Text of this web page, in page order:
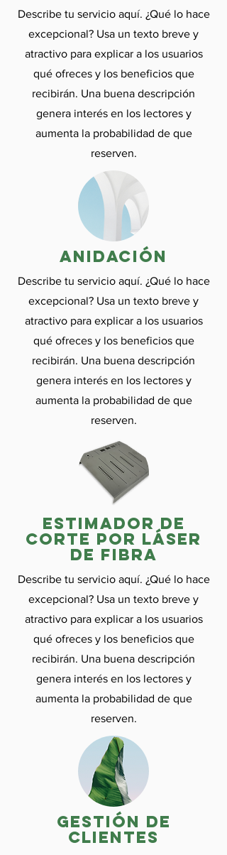
Describe tu servicio aquí. ¿Qué lo hace
excepcional? Usa un texto breve y
atractivo para explicar a los usuarios
qué ofreces y los beneficios que
recibirán. Una buena descripción
genera interés en los lectores y
aumenta la probabilidad de que
reserven.
anidación
Describe tu servicio aquí. ¿Qué lo hace
excepcional? Usa un texto breve y
atractivo para explicar a los usuarios
qué ofreces y los beneficios que
recibirán. Una buena descripción
genera interés en los lectores y
aumenta la probabilidad de que
reserven.
Estimador de
corte por láser
de fibra
Describe tu servicio aquí. ¿Qué lo hace
excepcional? Usa un texto breve y
atractivo para explicar a los usuarios
qué ofreces y los beneficios que
recibirán. Una buena descripción
genera interés en los lectores y
aumenta la probabilidad de que
reserven.
gestión de
clientes